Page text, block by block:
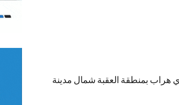
هراب بمنطقة العقبة شمال مدينة